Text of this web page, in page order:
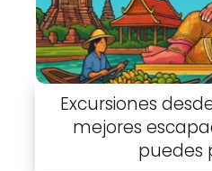
Excursiones
mejores
puedes